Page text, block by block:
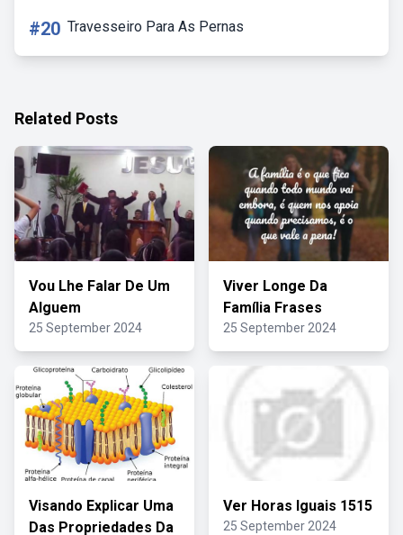
#20 Travesseiro Para As Pernas
Related Posts
Vou Lhe Falar De Um
Alguem
25 September 2024
Viver Longe Da
Família Frases
25 September 2024
Visando Explicar Uma
Das Propriedades Da
Ver Horas Iguais 1515
25 September 2024